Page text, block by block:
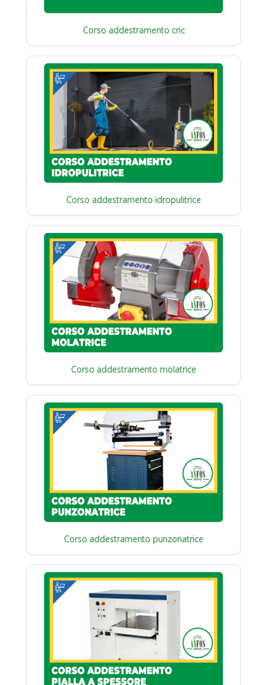
Corso addestramento cric
Corso addestramento idropulitrice
Corso addestramento molatrice
Corso addestramento punzonatrice